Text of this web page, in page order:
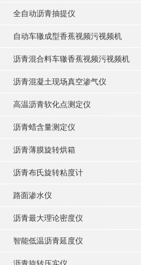
全自动沥青抽提仪
自动车辙成型香蕉视频污视频机
沥青混合料车辙香蕉视频污视频机
沥青混凝土现场真空渗气仪
高温沥青软化点测定仪
沥青蜡含量测定仪
沥青薄膜旋转烘箱
沥青布氏旋转粘度计
路面渗水仪
沥青最大理论密度仪
智能低温沥青延度仪